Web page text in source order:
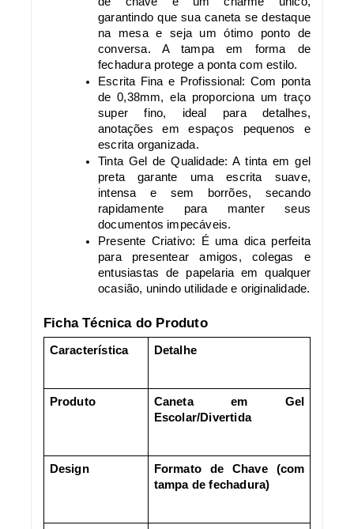
garantindo que sua caneta se destaque
na mesa e seja um ótimo ponto de
conversa. A tampa em forma de
fechadura protege a ponta com estilo.
Escrita Fina e Profissional: Com ponta
de 0,38mm, ela proporciona um traço
super fino, ideal para detalhes,
anotações em espaços pequenos e
escrita organizada.
Tinta Gel de Qualidade: A tinta em gel
preta garante uma escrita suave,
intensa e sem borrões, secando
rapidamente para manter seus
documentos impecáveis.
Presente Criativo: É uma dica perfeita
para presentear amigos, colegas e
entusiastas de papelaria em qualquer
ocasião, unindo utilidade e originalidade.
Ficha Técnica do Produto
Característica Detalhe
Produto
Caneta em Gel
Escolar/Divertida
Design
Formato de Chave (com
tampa de fechadura)